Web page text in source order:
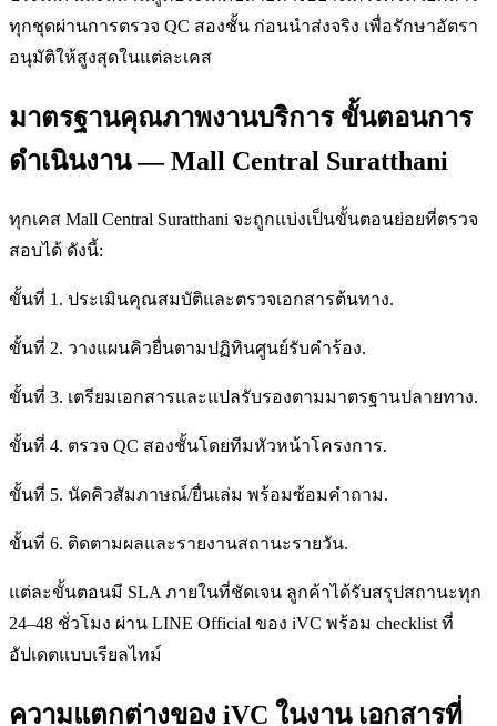
ทุกชุดผ่านการตรวจ QC สองชั้น ก่อนนำส่งจริง เพื่อรักษาอัตรา
อนุมัติให้สูงสุดในแต่ละเคส
มาตรฐานคุณภาพงานบริการ ขั้นตอนการ
ดำเนินงาน — Mall Central Suratthani
ทุกเคส Mall Central Suratthani จะถูกแบ่งเป็นขั้นตอนย่อยที่ตรวจ
สอบได้ ดังนี้:
ขั้นที่ 1. ประเมินคุณสมบัติและตรวจเอกสารต้นทาง.
ขั้นที่ 2. วางแผนคิวยื่นตามปฏิทินศูนย์รับคำร้อง.
ขั้นที่ 3. เตรียมเอกสารและแปลรับรองตามมาตรฐานปลายทาง.
ขั้นที่ 4. ตรวจ QC สองชั้นโดยทีมหัวหน้าโครงการ.
ขั้นที่ 5. นัดคิวสัมภาษณ์/ยื่นเล่ม พร้อมซ้อมคำถาม.
ขั้นที่ 6. ติดตามผลและรายงานสถานะรายวัน.
แต่ละขั้นตอนมี SLA ภายในที่ชัดเจน ลูกค้าได้รับสรุปสถานะทุก
24–48 ชั่วโมง ผ่าน LINE Official ของ iVC พร้อม checklist ที่
อัปเดตแบบเรียลไทม์
ความแตกต่างของ iVC ในงาน เอกสารที่